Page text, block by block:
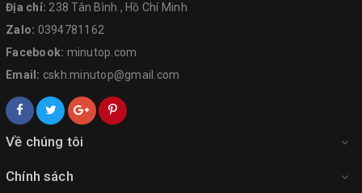
Địa chỉ: 238 Tân Bình , Hồ Chí Minh
Zalo: 0394781162
Facebook: minutop.com
Email: cskh.minutop@gmail.com
Về chúng tôi
Chính sách